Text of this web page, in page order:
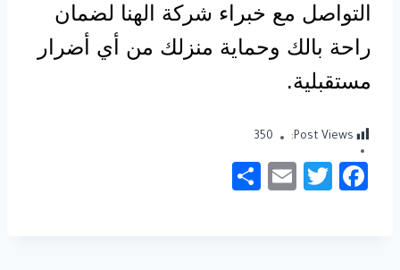
التواصل مع خبراء شركة الهنا لضمان
راحة بالك وحماية منزلك من أي أضرار
مستقبلية.
Post Views:
350
Fa
T
E